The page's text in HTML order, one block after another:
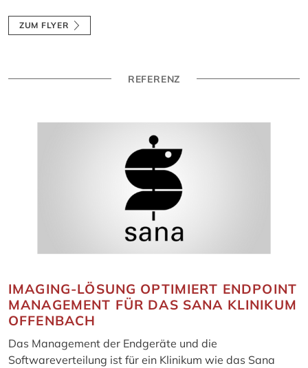
ZUM FLYER
REFERENZ
IMAGING-LÖSUNG OPTIMIERT ENDPOINT
MANAGEMENT FÜR DAS SANA KLINIKUM
OFFENBACH
Das Management der Endgeräte und die
Softwareverteilung ist für ein Klinikum wie das Sana